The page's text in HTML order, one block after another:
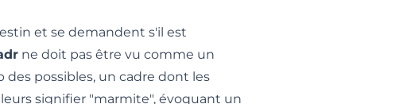
et se demandent s'il est
ne doit pas être vu comme un
possibles, un cadre dont les
signifier "marmite", évoquant un